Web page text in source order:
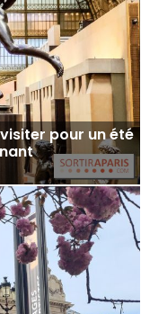
pour un été